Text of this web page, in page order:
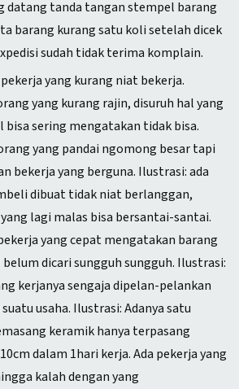
datang tanda tangan stempel barang
barang kurang satu koli setelah dicek
sudah tidak terima komplain.
yang kurang niat bekerja.
yang kurang rajin, disuruh hal yang
sering mengatakan tidak bisa.
yang pandai ngomong besar tapi
bekerja yang berguna. Ilustrasi: ada
dibuat tidak niat berlanggan,
lagi malas bisa bersantai-santai.
yang cepat mengatakan barang
dicari sungguh sungguh. Ilustrasi:
kerjanya sengaja dipelan-pelankan
usaha. Ilustrasi: Adanya satu
keramik hanya terpasang
dalam 1hari kerja. Ada pekerja yang
kalah dengan yang